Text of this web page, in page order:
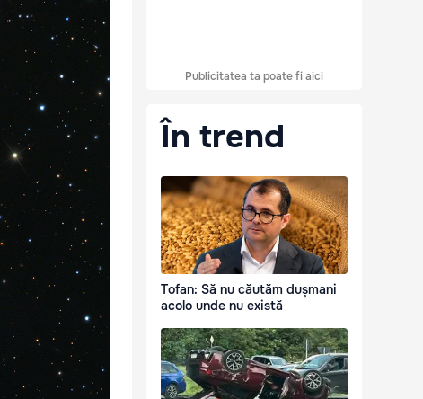
Publicitatea ta poate fi aici
În trend
Tofan: Să nu căutăm dușmani
acolo unde nu există